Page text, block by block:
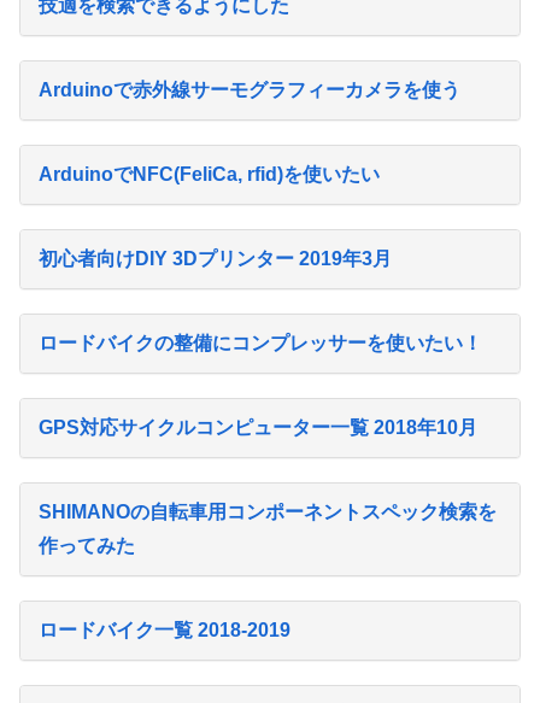
技適を検索できるようにした
Arduinoで赤外線サーモグラフィーカメラを使う
ArduinoでNFC(FeliCa, rfid)を使いたい
初心者向けDIY 3Dプリンター 2019年3月
ロードバイクの整備にコンプレッサーを使いたい！
GPS対応サイクルコンピューター一覧 2018年10月
SHIMANOの自転車用コンポーネントスペック検索を
作ってみた
ロードバイク一覧 2018-2019